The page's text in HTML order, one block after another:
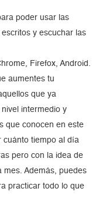
poder usar las
y escuchar las
Firefox, Android.
aumentes tu
que ya
intermedio y
que conocen en este
cuánto tiempo al día
pero con la idea de
mes. Además, puedes
practicar todo lo que